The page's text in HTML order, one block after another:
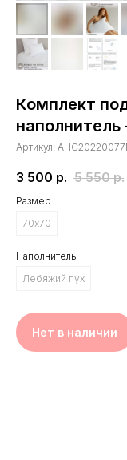
Комплект
Артикул:
3 500 р. 5 550 р.
Размер
70х70
Наполнитель
Лебяжий пух
Нет в наличии